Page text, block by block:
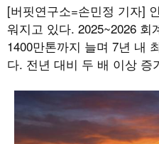
[버핏연구소=손민정 기자]
워지고 있다. 2025~2026
1400만톤까지 늘며 7년 내
다. 전년 대비 두 배 이상 증